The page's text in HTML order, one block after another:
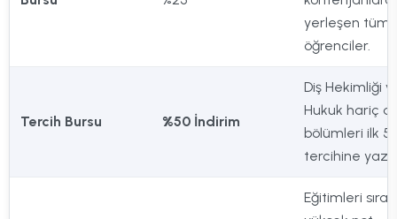
yerleşen tüm
öğrenciler.
Tercih Bursu %50 İndirim
Diş Hekimliği
Hukuk hariç
bölümleri ilk 5
tercihine
Eğitimleri